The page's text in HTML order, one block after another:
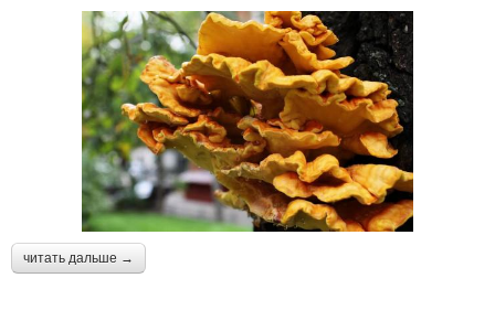
читать дальше →